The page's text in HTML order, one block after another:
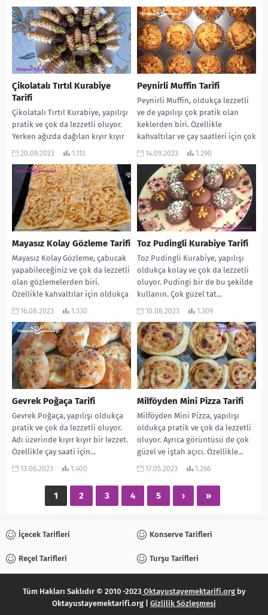
Çikolatalı Tırtıl Kurabiye
Tarifi
Çikolatalı Tırtıl Kurabiye, yapılışı
pratik ve çok da lezzetli oluyor.
Yerken ağızda dağılan kıyır kıyır
bir lezzet. Ayrıca çikolata da...
20.09.2023 1.113
Peynirli Muffin Tarifi
Peynirli Muffin, oldukça lezzetli
ve de yapılışı çok pratik olan
keklerden biri. Özellikle
kahvaltılar ve çay saatleri için çok
uygun....
14.09.2023 1.290
Mayasız Kolay Gözleme Tarifi
Mayasız Kolay Gözleme, çabucak
yapabileceğiniz ve çok da lezzetli
olan gözlemelerden biri.
Özellikle kahvaltılar için oldukça
uygun. Ayrıca çay saatleri...
16.08.2023 1.330
Toz Pudingli Kurabiye Tarifi
Toz Pudingli Kurabiye, yapılışı
oldukça kolay ve çok da lezzetli
oluyor. Pudingi bir de bu şekilde
kullanın. Çok güzel tat...
10.08.2023 1.309
Gevrek Poğaça Tarifi
Gevrek Poğaça, yapılışı oldukça
pratik ve çok da lezzetli oluyor.
Adı üzerinde kıyır kıyır bir lezzet.
Özellikle çay saati için...
13.06.2023 1.400
Milföyden Mini Pizza Tarifi
Milföyden Mini Pizza, yapılışı
oldukça pratik ve çok da lezzetli
oluyor. Ayrıca görüntüsü de çok
güzel ve iştah açıcı. Özellikle...
17.05.2023 1.266
1 2 3 4 5 › »
İçecek Tarifleri Konserve Tarifleri
Reçel Tarifleri Turşu Tarifleri
Tüm Hakları Saklıdır © 2010 -2023 Oktayustayemektarifi.org by
Oktayustayemektarifi.org | Gizlilik Sözleşmesi